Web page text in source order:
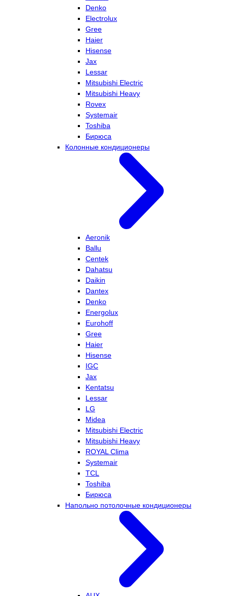
Denko
Electrolux
Gree
Haier
Hisense
Jax
Lessar
Mitsubishi Electric
Mitsubishi Heavy
Rovex
Systemair
Toshiba
Бирюса
Колонные кондиционеры
Aeronik
Ballu
Centek
Dahatsu
Daikin
Dantex
Denko
Energolux
Eurohoff
Gree
Haier
Hisense
IGC
Jax
Kentatsu
Lessar
LG
Midea
Mitsubishi Electric
Mitsubishi Heavy
ROYAL Clima
Systemair
TCL
Toshiba
Бирюса
Напольно потолочные кондиционеры